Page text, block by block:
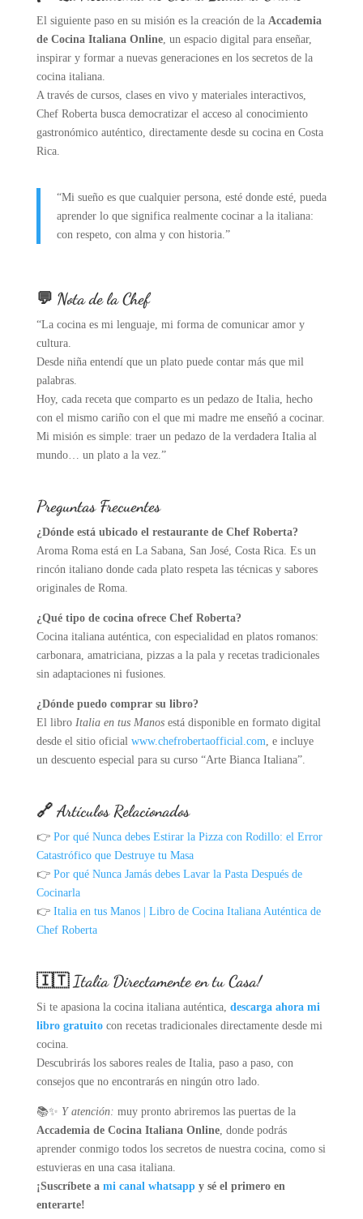
El siguiente paso en su misión es la creación de la Accademia
de Cocina Italiana Online, un espacio digital para enseñar,
inspirar y formar a nuevas generaciones en los secretos de la
cocina italiana.
A través de cursos, clases en vivo y materiales interactivos,
Chef Roberta busca democratizar el acceso al conocimiento
gastronómico auténtico, directamente desde su cocina en Costa
Rica.
“Mi sueño es que cualquier persona, esté donde esté, pueda
aprender lo que significa realmente cocinar a la italiana:
con respeto, con alma y con historia.”
💬 Nota de la Chef
“La cocina es mi lenguaje, mi forma de comunicar amor y
cultura.
Desde niña entendí que un plato puede contar más que mil
palabras.
Hoy, cada receta que comparto es un pedazo de Italia, hecho
con el mismo cariño con el que mi madre me enseñó a cocinar.
Mi misión es simple: traer un pedazo de la verdadera Italia al
mundo… un plato a la vez.”
Preguntas Frecuentes
¿Dónde está ubicado el restaurante de Chef Roberta?
Aroma Roma está en La Sabana, San José, Costa Rica. Es un
rincón italiano donde cada plato respeta las técnicas y sabores
originales de Roma.
¿Qué tipo de cocina ofrece Chef Roberta?
Cocina italiana auténtica, con especialidad en platos romanos:
carbonara, amatriciana, pizzas a la pala y recetas tradicionales
sin adaptaciones ni fusiones.
¿Dónde puedo comprar su libro?
El libro Italia en tus Manosestá disponible en formato digital
desde el sitio oficial www.chefrobertaofficial.com , e incluye
un descuento especial para su curso “Arte Bianca Italiana”.
🔗 Artículos Relacionados
👉 Por qué Nunca debes Estirar la Pizza con Rodillo: el Error
Catastrófico que Destruye tu Masa
👉 Por qué Nunca Jamás debes Lavar la Pasta Después de
Cocinarla
👉 Italia en tus Manos | Libro de Cocina Italiana Auténtica de
Chef Roberta
🇮🇹 Italia Directamente en tu Casa!
Si te apasiona la cocina italiana auténtica, descarga ahora mi
libro gratuitocon recetas tradicionales directamente desde mi
cocina.
Descubrirás los sabores reales de Italia, paso a paso, con
consejos que no encontrarás en ningún otro lado.
📚✨ Y atención: muy pronto abriremos las puertas de la
Accademia de Cocina Italiana Online, donde podrás
aprender conmigo todos los secretos de nuestra cocina, como si
estuvieras en una casa italiana.
¡Suscríbete a mi canal whatsappy sé el primero en
enterarte!